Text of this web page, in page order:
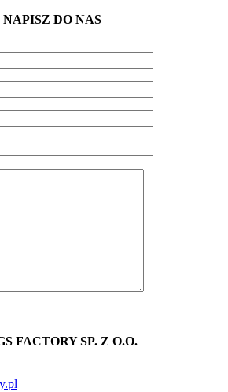
NAPISZ DO NAS
FACTORY SP. Z O.O.